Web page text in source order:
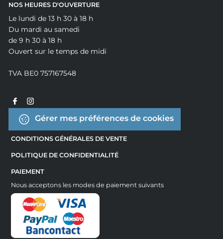
NOS HEURES D'OUVERTURE
Le lundi de 13 h 30 à 18 h
Du mardi au samedi
de 9 h 30 à 18 h
Ouvert sur le temps de midi
TVA BE0 757167548
Gérer mes préférences de cookies
CONDITIONS GÉNÉRALES DE VENTE
POLITIQUE DE CONFIDENTIALITÉ
PAIEMENT
Nous acceptons les modes de paiement suivants